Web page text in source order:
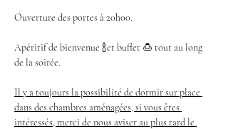
Ouverture des portes à 20h00.
Apéritif de bienvenue 🍾et buffet 🍮 tout au long
de la soirée.
Il y a toujours la possibilité de dormir sur place
dans des chambres aménagées, si vous êtes
intéressés, merci de nous aviser au plus tard le